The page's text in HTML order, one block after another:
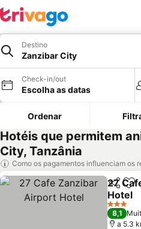
Destino
Zanzibar City
Check-in/out
Escolha as datas
Ordenar
Hotéis que permitem
City, Tanzânia
Como os pagamentos influenciam os
27
Hotel
Ver
3 Estrelas
8,1
a 5.3